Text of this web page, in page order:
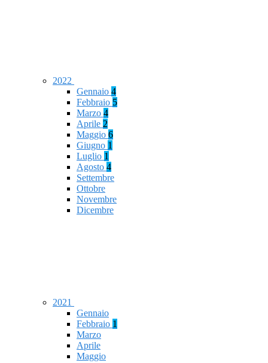
2022
Gennaio 4
Febbraio 5
Marzo 4
Aprile 2
Maggio 6
Giugno 1
Luglio 1
Agosto 4
Settembre
Ottobre
Novembre
Dicembre
2021
Gennaio
Febbraio 1
Marzo
Aprile
Maggio